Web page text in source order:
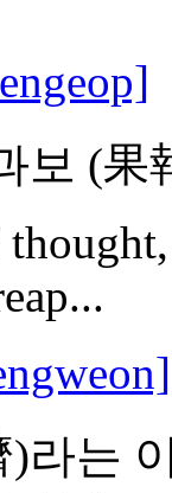
보 (果
라는